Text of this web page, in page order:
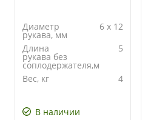
Диаметр
рукава, мм
6 х 12
Длина
рукава без
соплодержателя,м
5
Вес, кг 4
В наличии